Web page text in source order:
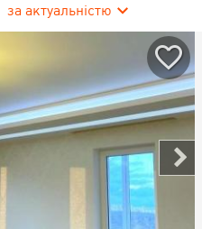
за актуальністю